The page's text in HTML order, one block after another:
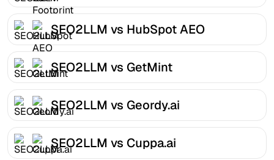
SEO2LLM vs HubSpot AEO
SEO2LLM vs GetMint
SEO2LLM vs Geordy.ai
SEO2LLM vs Cuppa.ai